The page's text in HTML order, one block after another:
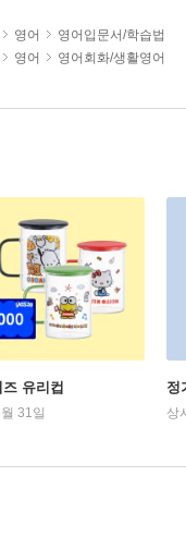
영어
영어입문서/학습법
영어 영어회화/생활영어
유리컵
31일
정
상